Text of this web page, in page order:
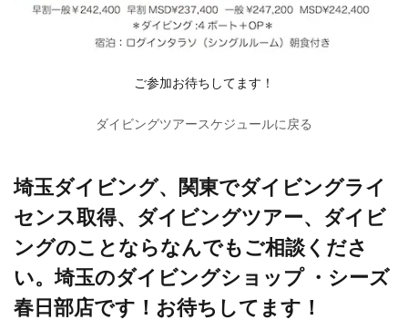
ご参加お待ちしてます！
ダイビングツアースケジュールに戻る
埼玉ダイビング、関東でダイビングライ
センス取得、ダイビングツアー、ダイビ
ングのことならなんでもご相談くださ
い。埼玉のダイビングショップ ・シーズ
春日部店です！お待ちしてます！